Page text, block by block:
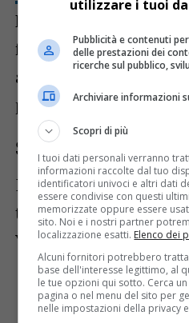
La procedura di
fasi: una valutazione
ammissibilità e una
parte di esperti
Settori di
I progetti candidati
traiettorie di sviluppo
Vita:
Soluzioni
sviluppo di
utilizzare i tuoi
Pubblicità e contenuti
delle prestazioni dei
ricerche sul pubblico,
Archiviare informazioni
Scopri di più
I tuoi dati personali verranno
informazioni raccolte dal tuo
identificatori univoci e altri dati
essere condivise con questi
memorizzate oppure essere
sito. Noi e i nostri partner
localizzazione esatti. Elenco dei
Alcuni fornitori potrebbero
base dell'interesse legittimo, al
le tue opzioni qui sotto. Cerca
pagina o nel menu del sito per
nelle impostazioni della privacy